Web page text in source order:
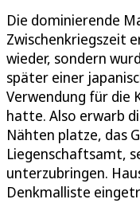
Die dominierende
Zwischenkriegszeit
wieder, sondern
später einer
Verwendung für die
hatte. Also erwarb
Nähten platze, das
Liegenschaftsamt,
unterzubringen.
Denkmalliste